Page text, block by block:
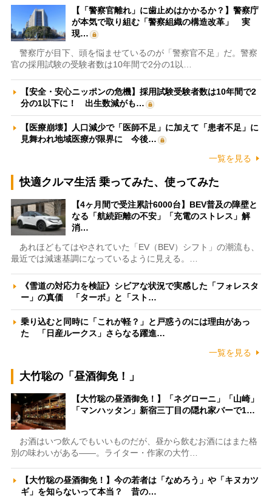
【「警察官離れ」に歯止めはかかるか？】警察庁
が本気で取り組む「警察組織の構造改革」 実
現…
警察庁が目下、頭を悩ませているのが「警察官不足」だ。警察
官の採用試験の受験者数は10年間で2分の1以…
【安全・安心ニッポンの危機】採用試験受験者数は10年間で2
分の1以下に！ 出生数減がも…
【医療崩壊】人口減少で「医師不足」に加えて「患者不足」に
見舞われ地域医療が限界に 今後…
一覧を見る
快適クルマ生活 乗ってみた、使ってみた
【4ヶ月間で受注累計6000台】BEV普及の障壁と
なる「航続距離の不安」「充電のストレス」解
消…
あれほどもてはやされていた「EV（BEV）シフト」の潮流も、
最近では減速基調になっているように見える。…
《雪道の対応力を検証》シビアな状況で実感した「フォレスタ
ー」の真価 「ターボ」と「スト…
乗り込むと同時に「これが軽？」と戸惑うのには理由があっ
た 「日産ルークス」さらなる躍進…
一覧を見る
大竹聡の「昼酒御免！」
【大竹聡の昼酒御免！】「ネグローニ」「山崎」
「マンハッタン」新宿三丁目の隠れ家バーで1…
お酒はいつ飲んでもいいものだが、昼から飲むお酒にはまた格
別の味わいがある――。ライター・作家の大竹…
【大竹聡の昼酒御免！】今の若者は「なめろう」や「キヌカツ
ギ」を知らないって本当？ 昔の…